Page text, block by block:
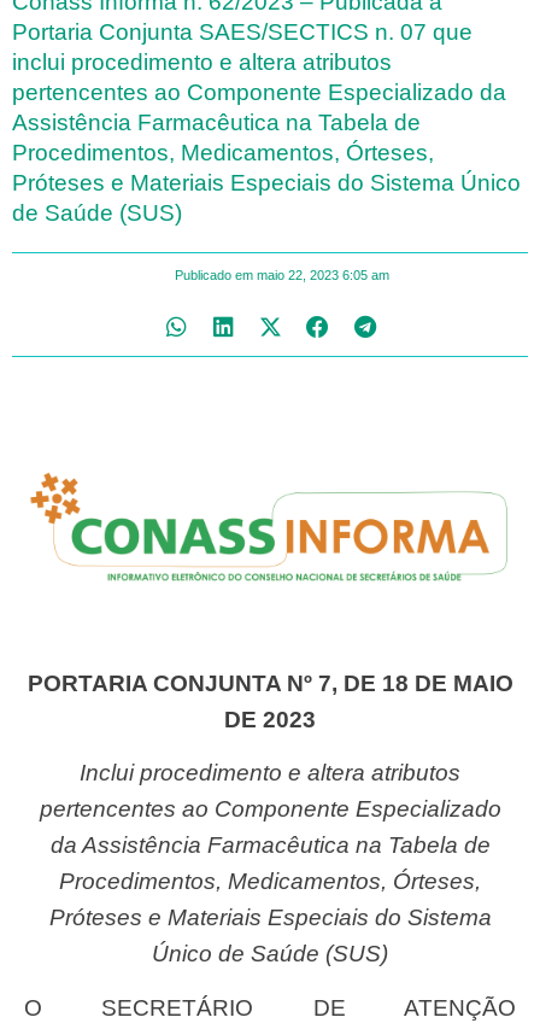
Portaria Conjunta SAES/SECTICS n. 07 que
inclui procedimento e altera atributos
pertencentes ao Componente Especializado da
Assistência Farmacêutica na Tabela de
Procedimentos, Medicamentos, Órteses,
Próteses e Materiais Especiais do Sistema Único
de Saúde (SUS)
Publicado em maio 22, 2023 6:05 am
PORTARIA CONJUNTA Nº 7, DE 18 DE MAIO
DE 2023
Inclui procedimento e altera atributos
pertencentes ao Componente Especializado
da Assistência Farmacêutica na Tabela de
Procedimentos, Medicamentos, Órteses,
Próteses e Materiais Especiais do Sistema
Único de Saúde (SUS)
O SECRETÁRIO DE ATENÇÃO